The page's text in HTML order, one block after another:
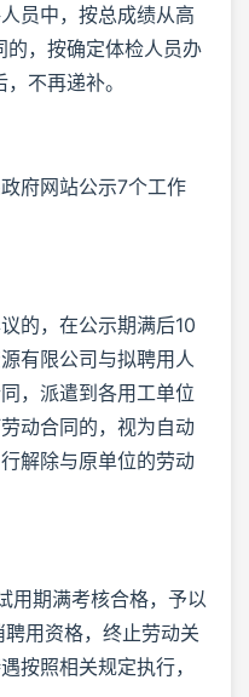
员中，按总成绩从高
的，按确定体检人员办
不再递补。
府网站公示7个工作
的，在公示期满后10
有限公司与拟聘用人
，派遣到各用工单位
动合同的，视为自动
解除与原单位的劳动
用期满考核合格，予以
用资格，终止劳动关
按照相关规定执行，